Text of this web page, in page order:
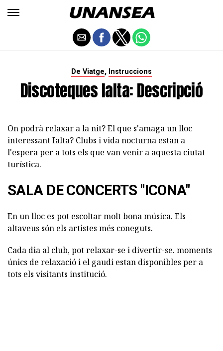
De Viatge, Instruccions
Discoteques Ialta: Descripció
On podrà relaxar a la nit? El que s'amaga un lloc
interessant Ialta? Clubs i vida nocturna estan a
l'espera per a tots els que van venir a aquesta ciutat
turística.
SALA DE CONCERTS "ICONA"
En un lloc es pot escoltar molt bona música. Els
altaveus són els artistes més coneguts.
Cada dia al club, pot relaxar-se i divertir-se. moments
únics de relaxació i el gaudi estan disponibles per a
tots els visitants institució.